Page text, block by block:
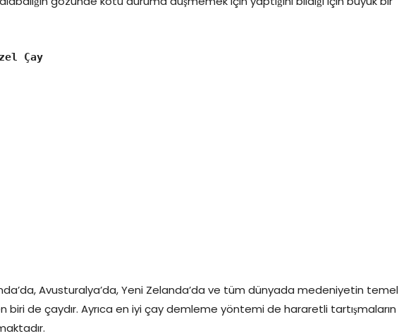
Çay
Avusturalya’da, Yeni Zelanda’da ve tüm dünyada medeniyetin temel
biri de çaydır. Ayrıca en iyi çay demleme yöntemi de hararetli tartışmaların